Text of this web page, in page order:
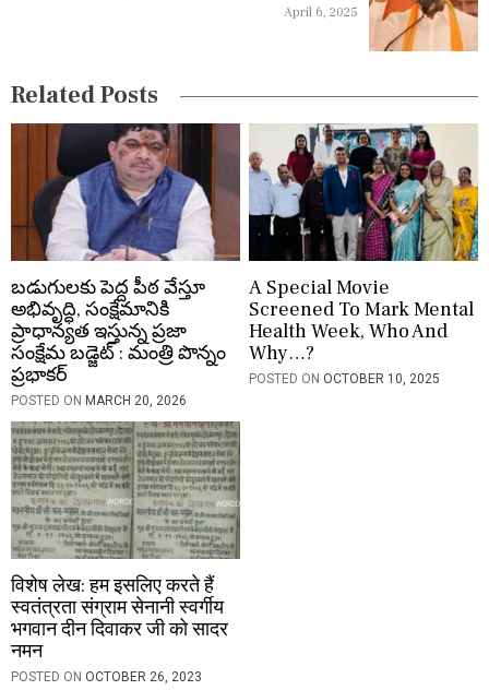
a
t
April 6, 2025
Related Posts
బడుగులకు పెద్ద పీఠ వేస్తూ
అభివృద్ధి, సంక్షేమానికి
ప్రాధాన్యత ఇస్తున్న ప్రజా
సంక్షేమ బడ్జెట్ : మంత్రి పొన్నం
ప్రభాకర్
POSTED ON MARCH 20, 2026
A Special Movie
Screened To Mark Mental
Health Week, Who And
Why…?
POSTED ON OCTOBER 10, 2025
विशेष लेख: हम इसलिए करते हैं
स्वतंत्रता संग्राम सेनानी स्वर्गीय
भगवान दीन दिवाकर जी को सादर
नमन
POSTED ON OCTOBER 26, 2023